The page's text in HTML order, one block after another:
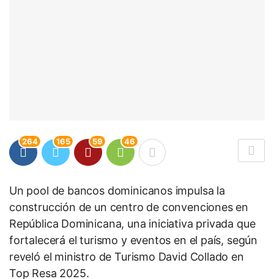
264 165 59 46
Un pool de bancos dominicanos impulsa la
construcción de un centro de convenciones en
República Dominicana, una iniciativa privada que
fortalecerá el turismo y eventos en el país, según
reveló el ministro de Turismo David Collado en
Top Resa 2025.